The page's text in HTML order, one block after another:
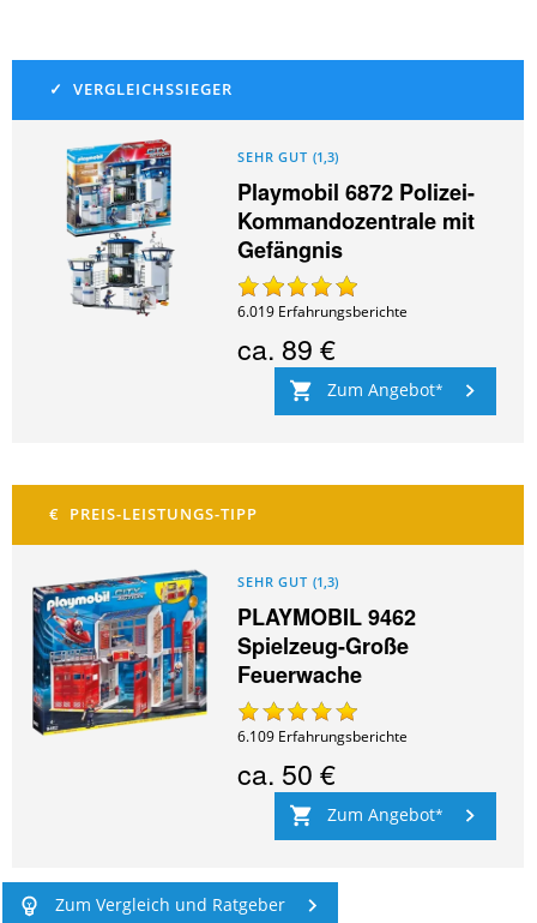
SEHR GUT (1,3)
Playmobil 6872 Polizei-
Kommandozentrale mit
Gefängnis
6.019 Erfahrungsberichte
ca. 89 €
Zum Angebot
SEHR GUT (1,3)
PLAYMOBIL 9462
Spielzeug-Große
Feuerwache
6.109 Erfahrungsberichte
ca. 50 €
Zum Angebot
Zum Vergleich und Ratgeber